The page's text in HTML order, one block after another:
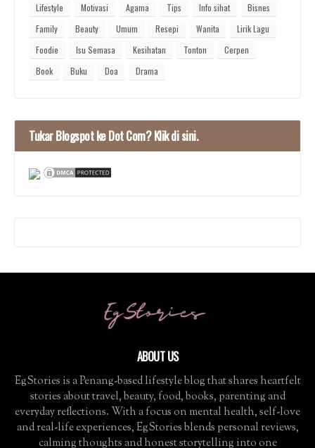
Lifestyle Motivasi Agama Tips Info sihat
Bisnes
Family
Beauty Umum Resepi Wanita
Lirik Lagu
Foodie
Isu Semasa Kesihatan Tonton
Cerpen
Book
Buku Doa Drama
Tukar Blogspot ke Dot Com? Klik di sini.
ABOUT US
EgStories is a Penang-based lifestyle blog that shares heartfelt
stories about travel, beauty, food, books, parenting and
everyday reflections. With a focus on mental health, self-love
and real-life experiences, EgStories blends personal reviews,
calming thoughts and honest storytelling into one